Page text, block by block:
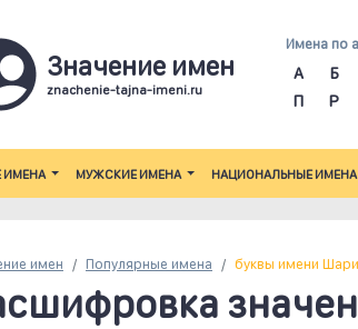
Значение имен
znachenie-tajna-imeni.ru
Имена по
А Б
П
Р
ИМЕНА МУЖСКИЕ ИМЕНА НАЦИОНАЛЬНЫЕ ИМЕНА
имен Популярные имена буквы имени